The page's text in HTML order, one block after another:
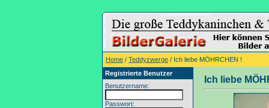
Home / Teddyzwerge / Ich liebe MÖHRCHEN !
Registrierte Benutzer
Benutzername:
Passwort:
Ich liebe